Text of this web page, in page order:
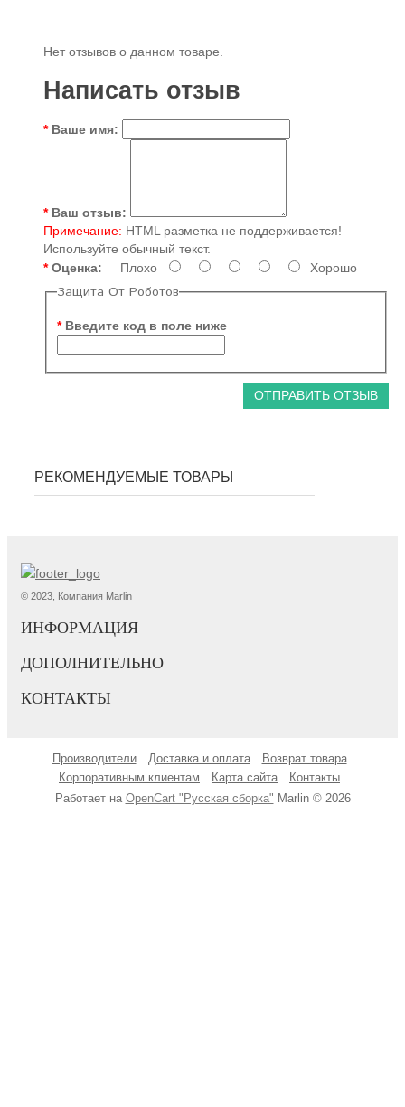
Нет отзывов о данном товаре.
Написать отзыв
Ваше имя:
Ваш отзыв:
Примечание: HTML разметка не поддерживается!
Используйте обычный текст.
Оценка: Плохо Хорошо
Защита От Роботов
Введите код в поле ниже
ОТПРАВИТЬ ОТЗЫВ
РЕКОМЕНДУЕМЫЕ ТОВАРЫ
© 2023, Компания Marlin
ИНФОРМАЦИЯ
ДОПОЛНИТЕЛЬНО
КОНТАКТЫ
Производители Доставка и оплата
Возврат товара
Корпоративным клиентам
Карта сайта
Контакты
Работает на OpenCart "Русская сборка" Marlin © 2026